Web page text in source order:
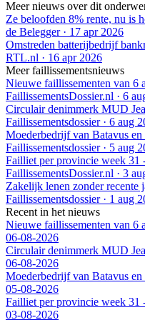
Meer nieuws over dit
Ze beloofden 8% rente, nu is
de Belegger· 17 apr 2026
Omstreden batterijbedrijf
RTL.nl · 16 apr 2026
Meer faillissementsnieuws
Nieuwe faillissementen van 6
FaillissementsDossier.nl · 6
Circulair denimmerk MUD
Faillissementsdossier· 6 aug
Moederbedrijf van Batavus en
Faillissementsdossier· 5 aug
Failliet per provincie week 31
FaillissementsDossier.nl · 3
Zakelijk lenen zonder recente
Faillissementsdossier· 1 aug
Recent in het nieuws
Nieuwe faillissementen van 6
06-08-2026
Circulair denimmerk MUD
06-08-2026
Moederbedrijf van Batavus en
05-08-2026
Failliet per provincie week 31
03-08-2026